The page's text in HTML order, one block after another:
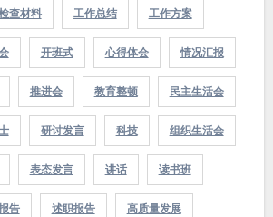
查材料 工作总结 工作方案
开班式 心得体会 情况汇报
推进会 教育整顿 民主生活会
研讨发言 科技 组织生活会
表态发言 讲话 读书班
告 述职报告 高质量发展